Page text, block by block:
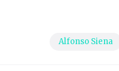
Alfonso Siena